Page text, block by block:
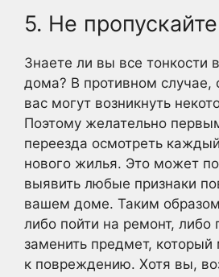
5. Не
Знаете ли вы все тонкости
дома? В противном случае,
вас могут возникнуть
Поэтому желательно
переезда осмотреть
нового жилья. Это может
выявить любые признаки
вашем доме. Таким
либо пойти на ремонт, либо
заменить предмет,
к повреждению. Хотя вы,